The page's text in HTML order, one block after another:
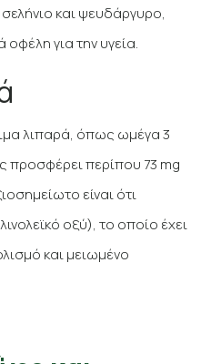
και ψευδάργυρο,
για την υγεία.
λιπαρά, όπως ωμέγα 3
προσφέρει περίπου 73 mg
είναι ότι
οξύ), το οποίο έχει
και μειωμένο